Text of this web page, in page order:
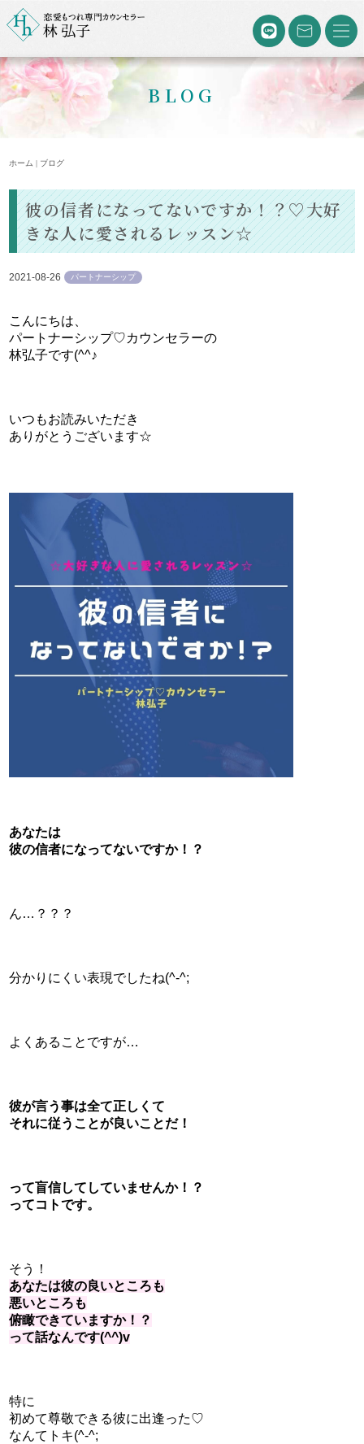
BLOG
ホーム | ブログ
彼の信者になってないですか！？♡大好
きな人に愛されるレッスン☆
2021-08-26 パートナーシップ
こんにちは、
パートナーシップ♡カウンセラーの
林弘子です(^^♪
いつもお読みいただき
ありがとうございます☆
あなたは
彼の信者になってないですか！？
ん…？？？
分かりにくい表現でしたね(^-^;
よくあることですが…
彼が言う事は全て正しくて
それに従うことが良いことだ！
って盲信してしていませんか！？
ってコトです。
そう！
あなたは彼の良いところも
悪いところも
俯瞰できていますか！？
って話なんです(^^)v
特に
初めて尊敬できる彼に出逢った♡
なんてトキ(^-^;